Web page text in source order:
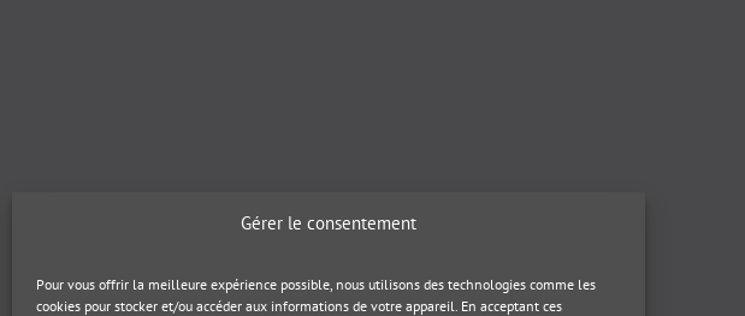
Gérer le consentement
Pour vous offrir la meilleure expérience possible, nous utilisons des technologies comme les
cookies pour stocker et/ou accéder aux informations de votre appareil. En acceptant ces